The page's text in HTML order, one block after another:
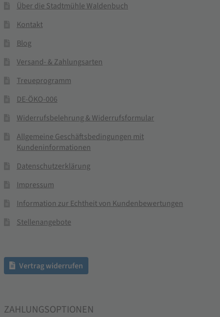
Über die Stadtmühle Waldenbuch
Kontakt
Blog
Versand- & Zahlungsarten
Treueprogramm
DE-ÖKO-006
Widerrufsbelehrung & Widerrufsformular
Allgemeine Geschäftsbedingungen mit
Kundeninformationen
Datenschutzerklärung
Impressum
Information zur Echtheit von Kundenbewertungen
Stellenangebote
Vertrag widerrufen
ZAHLUNGSOPTIONEN